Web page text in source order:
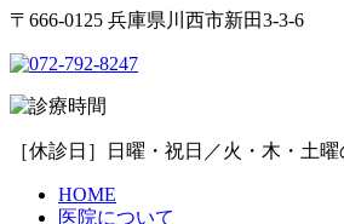
〒666-0125 兵庫県川西市新田3-3-6
［休診日］日曜・祝日／火・木・土曜
HOME
医院について